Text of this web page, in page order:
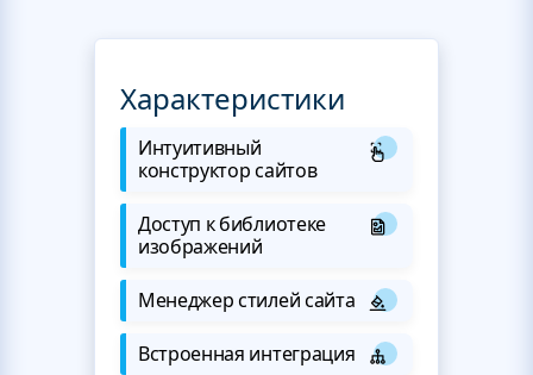
Характеристики
Интуитивный
конструктор сайтов
Доступ к библиотеке
изображений
Менеджер стилей сайта
Встроенная интеграция